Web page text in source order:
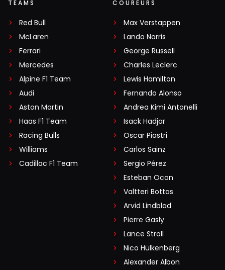
TEAMS
Red Bull
McLaren
Ferrari
Mercedes
Alpine F1 Team
Audi
Aston Martin
Haas F1 Team
Racing Bulls
Williams
Cadillac F1 Team
COUREURS
Max Verstappen
Lando Norris
George Russell
Charles Leclerc
Lewis Hamilton
Fernando Alonso
Andrea Kimi Antonelli
Isack Hadjar
Oscar Piastri
Carlos Sainz
Sergio Pérez
Esteban Ocon
Valtteri Bottas
Arvid Lindblad
Pierre Gasly
Lance Stroll
Nico Hülkenberg
Alexander Albon